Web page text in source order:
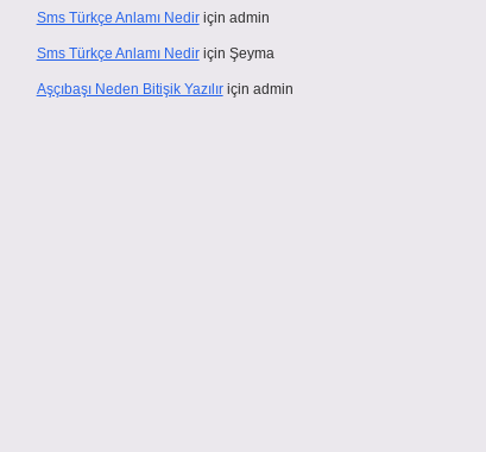
Sms Türkçe Anlamı Nediriçin admin
Sms Türkçe Anlamı Nediriçin Şeyma
Aşçıbaşı Neden Bitişik Yazılıriçin admin